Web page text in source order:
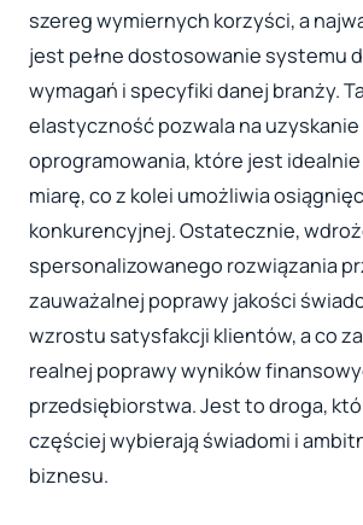
szereg wymiernych korzyści, a
jest pełne dostosowanie systemu
wymagań i specyfiki danej branży.
elastyczność pozwala na uzyskanie
oprogramowania, które jest
miarę, co z kolei umożliwia
konkurencyjnej. Ostatecznie,
spersonalizowanego rozwiązania
zauważalnej poprawy jakości
wzrostu satysfakcji klientów, a co
realnej poprawy wyników
przedsiębiorstwa. Jest to droga,
częściej wybierają świadomi i
biznesu.